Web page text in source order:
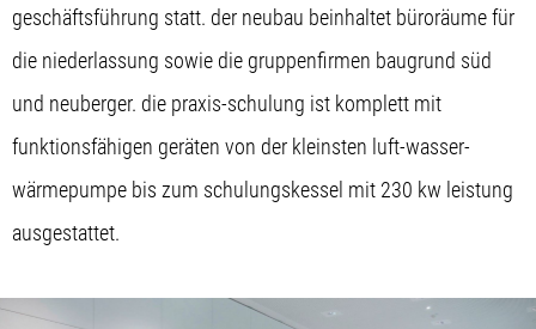
geschäftsführung statt. der neubau beinhaltet büroräume für
die niederlassung sowie die gruppenfirmen baugrund süd
und neuberger. die praxis-schulung ist komplett mit
funktionsfähigen geräten von der kleinsten luft-wasser-
wärmepumpe bis zum schulungskessel mit 230 kw leistung
ausgestattet.